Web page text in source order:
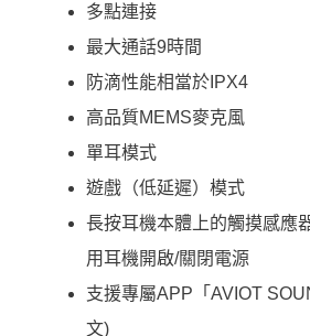
多點連接
最大通話9時間
防滴性能相當於IPX4
高品質MEMS麥克風
單耳模式
遊戲（低延遲）模式
長按耳機本體上的觸摸感應
用耳機開啟/關閉電源
支援專屬APP「AVIOT
文)